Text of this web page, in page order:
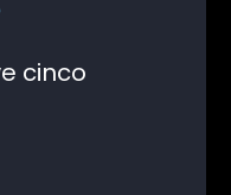
cinco